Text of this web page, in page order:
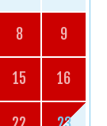
8 9
15 16